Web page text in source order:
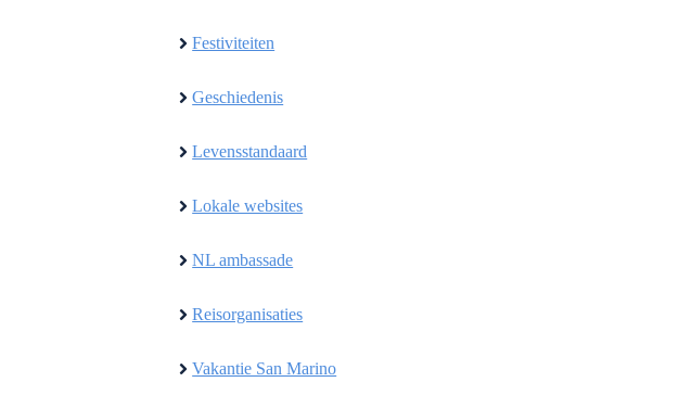
Festiviteiten
Geschiedenis
Levensstandaard
Lokale websites
NL ambassade
Reisorganisaties
Vakantie San Marino